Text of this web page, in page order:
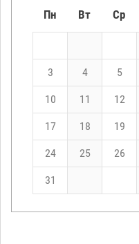
Пн Вт Ср
3 4 5
10 11 12
17 18 19
24 25 26
31